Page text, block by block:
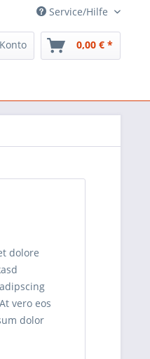
Service/Hilfe
0,00 € *
dolore
vero eos
dolor